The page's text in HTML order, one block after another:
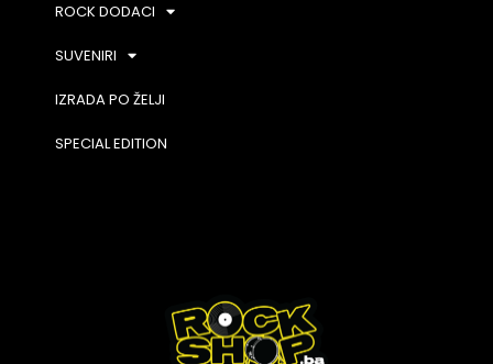
ROCK DODACI
SUVENIRI
IZRADA PO ŽELJI
SPECIAL EDITION